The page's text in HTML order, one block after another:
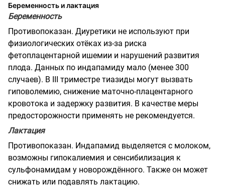
Беременность и лактация
Беременность
Противопоказан. Диуретики не используют при
физиологических отёках из-за риска
фетоплацентарной ишемии и нарушений развития
плода. Данных по индапамиду мало (менее 300
случаев). В III триместре тиазиды могут вызвать
гиповолемию, снижение маточно-плацентарного
кровотока и задержку развития. В качестве меры
предосторожности применять не рекомендуется.
Лактация
Противопоказан. Индапамид выделяется с молоком,
возможны гипокалиемия и сенсибилизация к
сульфонамидам у новорождённого. Также он может
снижать или подавлять лактацию.